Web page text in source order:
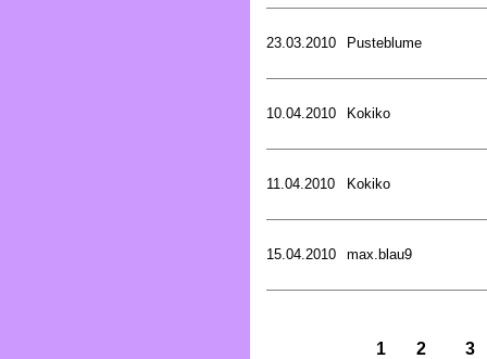
23.03.2010 Pusteblume
10.04.2010 Kokiko
11.04.2010 Kokiko
15.04.2010 max.blau9
1 2 3